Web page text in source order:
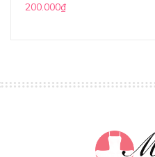
200.000₫